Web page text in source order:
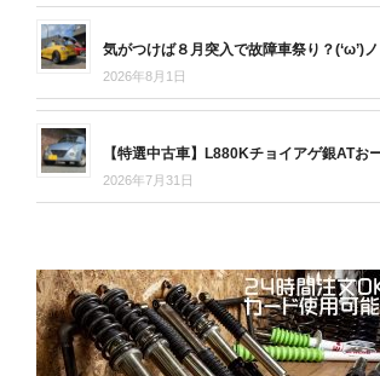
気がつけば８月突入で故障車祭り？(‘ω’)ノ
2026年8月1日
【特選中古車】L880Kチョイアゲ銀ATお
2026年7月31日